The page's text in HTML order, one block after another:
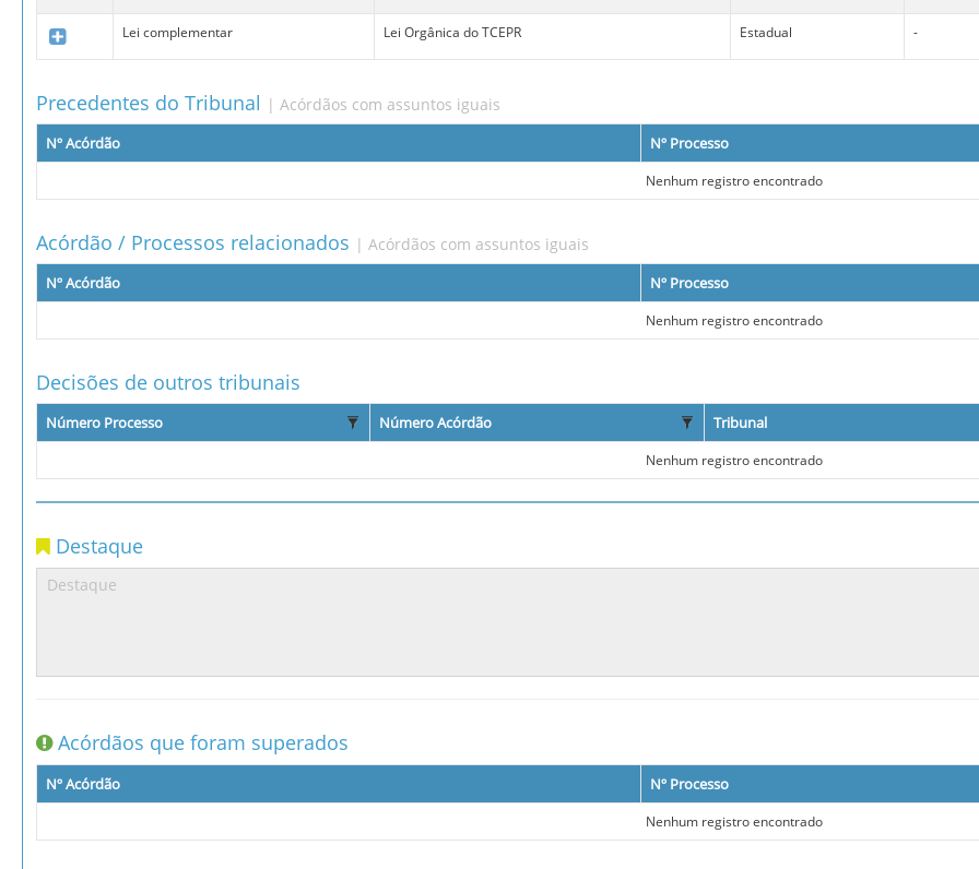
Lei complementar Lei Orgânica do TCEPR Estadual -
Precedentes do Tribunal | Acórdãos com assuntos iguais
Nº Acórdão
Nº Processo
Nenhum registro encontrado
Acórdão / Processos relacionados | Acórdãos com assuntos iguais
Nº Acórdão
Nº Processo
Nenhum registro encontrado
Decisões de outros tribunais
Número Processo Número Acórdão Tribunal
Nenhum registro encontrado
Destaque
Acórdãos que foram superados
Nº Acórdão Nº Processo
Nenhum registro encontrado